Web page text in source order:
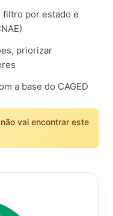
filtro por estado e
priorizar
a base do CAGED
vai encontrar este